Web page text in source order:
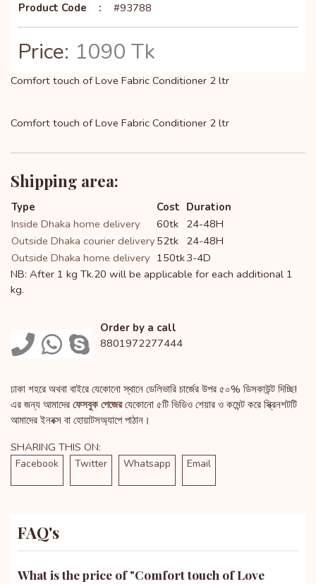
Product Code : #93788
Price: 1090 Tk
Comfort touch of Love Fabric Conditioner 2 ltr
Comfort touch of Love Fabric Conditioner 2 ltr
Shipping area:
Type Cost Duration
Inside Dhaka home delivery
60tk 24-48H
Outside Dhaka courier delivery52tk 24-48H
Outside Dhaka home delivery 150tk3-4D
NB: After 1 kg Tk.20 will be applicable for each additional 1
kg.
Order by a call
8801972277444
ঢাকা শহরে অথবা বাইরে যেকোনো স্থানে ডেলিভারি চার্জের উপর ৫০% ডিসকাউন্ট দিচ্ছি!
এর জন্য আমাদের ফেসবুক পেজেরযেকোনো ৫টি ভিডিও শেয়ার ও কমেন্ট করে স্ক্রিনশটটি
আমাদের ইনবক্স বা হোয়াটসঅ্যাপে পাঠান।
SHARING THIS ON:
Facebook Twitter Whatsapp Email
FAQ's
What is the price of "Comfort touch of Love